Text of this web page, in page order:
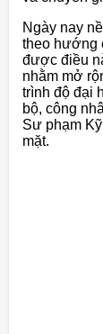
Ngày nay
theo hướng
được điều
nhằm mở
trình độ đại
bộ, công
Sư phạm
mặt.